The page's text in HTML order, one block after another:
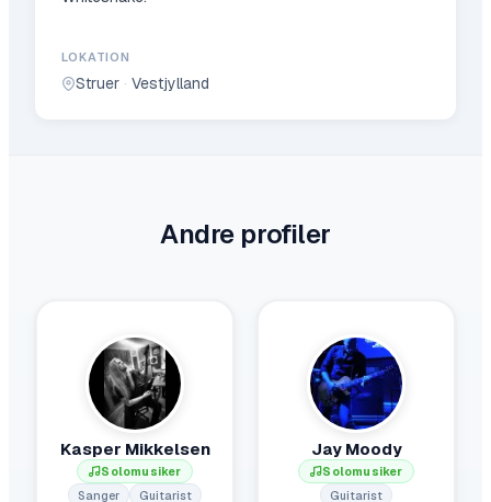
LOKATION
Struer · Vestjylland
Andre profiler
Kasper Mikkelsen
Solomusiker
Sanger
Guitarist
Jay Moody
Solomusiker
Guitarist